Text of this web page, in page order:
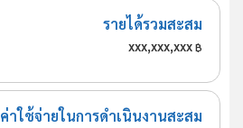
รายได้รวมสะสม
xxx,xxx,xxx฿
ค่าใช้จ่ายในการดำเนินงานสะสม